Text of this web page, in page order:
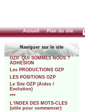
Accueil Plan du site
Naviguer sur le site
OZP. QUI SOMMES NOUS ?
ADHESION
Les PRODUCTIONS OZP
LES POSITIONS OZP
Le Site OZP (Aides /
Evolution)
***
L’INDEX DES MOTS-CLES
(utile pour commencer)